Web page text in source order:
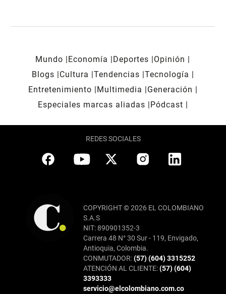
Mundo Economía Deportes
Opinión
Blogs
Cultura Tendencias Tecnología
Entretenimiento
Multimedia
Generación
Especiales marcas aliadas
Pódcast
REDES SOCIALES
COPYRIGHT © 2026 EL COLOMBIANO
S.A.S
NIT: 890901352-3
Carrera 48 N° 30 Sur - 119, Envigado,
Antioquia, Colombia.
CONMUTADOR:(57) (604) 3315252
ATENCIÓN AL CLIENTE:(57) (604)
3393333
servicio@elcolombiano.com.co